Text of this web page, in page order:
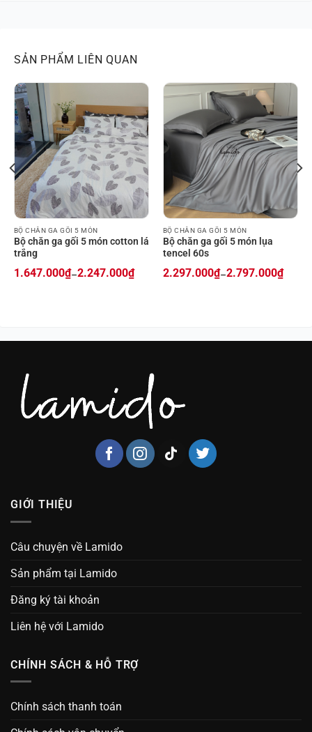
SẢN PHẨM LIÊN QUAN
BỘ CHĂN GA GỐI 5 MÓN
Bộ chăn ga gối 5 món cotton lá
trắng
1.647.000₫–2.247.000₫
Price
BỘ CHĂN GA GỐI 5 MÓN
Bộ chăn ga gối 5 món lụa
tencel 60s
2.297.000₫–2.797.000₫
Price
GIỚI THIỆU
Câu chuyện về Lamido
Sản phẩm tại Lamido
Đăng ký tài khoản
Liên hệ với Lamido
CHÍNH SÁCH & HỖ TRỢ
Chính sách thanh toán